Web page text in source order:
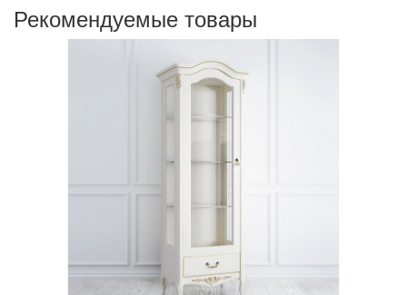
Рекомендуемые товары